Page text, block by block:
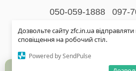
Дозвольте сайту zfc.in.ua
сповіщення на робочий стіл.
Powered by SendPulse
050-059-1888 097-
Контактна
© 2026